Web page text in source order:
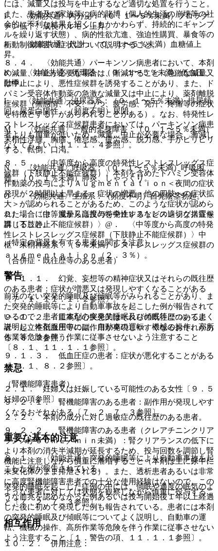
には、減量又は投与を中止するなど適切な処置を行うこと。
また、患者及び家族等に病的賭博（個人的生活の崩壊等の社
会的に不利な結果を招くにもかかわらず、持続的にギャンブ
ルを繰り返す状態）、病的性欲亢進、強迫性購買、暴食等の
衝動制御障害の症状について説明すること。
８．４． 〈効能共通〉パーキンソン病患者において、本剤
の減量、中止が必要な場合は、漸減すること（急激な減量又
は中止により、悪性症候群を誘発することがあり、また、ド
パミン受容体作動薬の急激な減量又は中止により、薬剤離脱
症候群（無感情、不安、うつ、疲労感、発汗、疼痛等の症状
を特徴とする）があらわれることがある）。なお、特発性レ
ストレスレッグス症候群患者においては、パーキンソン病患
者よりも用量が低いため、減量、中止が必要な場合、漸減し
なくてもよい〔１１．１．４参照〕。
８．５． 〈中等度から高度の特発性レストレスレッグス症
候群（下肢静止不能症候群）〉本剤を含めたドパミン受容体
作動薬の投与によりＡｕｇｍｅｎｔａｔｉｏｎ＜夜間の症状
発現が２時間以上早まる・症状の増悪・他の四肢への症状拡
大＞が認められることがあるため、このような症状が認めら
れた場合には、減量又は投与を中止するなどの適切な措置を
講じること。
（特定の背景を有する患者に関する注意）
（合併症・既往歴等のある患者）
９．１．１． 幻覚、妄想等の精神症状又はそれらの既往歴
のある患者：症状が増悪又は発現しやすくなることがある
〔７．１、１１．１．２参照〕。
９．１．２． 重篤な心疾患又はそれらの既往歴のある患
者：起立性低血圧等の副作用が発現しやすくなるおそれがあ
る〔８．２参照〕。
９．１．３． 低血圧症の患者：症状が悪化することがある
〔７．１、８．２参照〕。
（腎機能障害患者）
９．２．１． 腎機能障害のある患者：副作用が発現しやす
くなるおそれがある〔７．２、７．３参照〕。
９．２．２． 腎機能障害のある患者（クレアチニンクリア
ランスが５０ｍＬ／ｍｉｎ未満）：腎クリアランスの低下に
より本剤の消失半減期が延長するため、投与回数を調節し腎
機能に注意しながら慎重に漸増すること（本剤は主に尿中に
未変化体のまま排泄される）。また、透析患者あるいは非常
に高度腎機能障害患者での十分な使用経験はないので、この
ような患者に対しては状態を観察しながら慎重に投与するこ
と〔７．２、７．３参照〕。
相互作用
１０．２． 併用注意：
I． 〈効能共通〉内分泌：（０．１〜５％未満）プロラク
チン低下、成長ホルモン上昇。
J． 〈効能共通〉代謝：（０．１〜５％未満）血糖値上
昇。
K． 〈効能共通〉循環器：（０．１〜５％未満）低血圧、
動悸。
L． 〈効能共通〉泌尿器系：（０．１〜５％未満）排尿頻
回、尿蛋白陽性、（頻度不明）尿閉。
M． 〈効能共通〉一般的全身障害：（０．１〜５％未満）
末梢性浮腫、胸痛、倦怠感、疲労感、脱力感、手がピリピリ
する、転倒、口渇。
N． 〈効能共通〉呼吸器：（０．１〜５％未満）呼吸困
難、（０．１％未満）肺炎、しゃっくり。
O． 〈効能共通〉生殖系：（頻度不明）自発陰茎勃起。
２）． 〈中等度から高度の特発性レストレスレッグス症候
群（下肢静止不能症候群）〉@． 〈中等度から高度の特発
性レストレスレッグス症候群（下肢静止不能症候群）〉中
枢・末梢神経系：（５％未満）レストレスレッグス症候群の
ａｕｇｍｅｎｔａｔｉｏｎ（２．３％）。
警告
前兆のない突発的睡眠及び傾眠等がみられることがあり、ま
た突発的睡眠等により自動車事故を起こした例が報告されて
いるので、患者に本剤の突発的睡眠及び傾眠等についてよく
説明し、本剤服用中には、自動車の運転、機械の操作、高所
作業等危険を伴う作業に従事させないよう注意すること
〔８．１、１１．１．１参照〕。
禁忌
２．１． 妊婦又は妊娠している可能性のある女性〔９．５
妊婦の項参照〕。
２．２． 本剤の成分に対し過敏症の既往歴のある患者。
重要な基本的注意
８．１． 〈効能共通〉突発的睡眠等により自動車事故を起
こした例が報告されている。
突発的睡眠を起こした症例の中には、傾眠や過度の眠気のよ
うな前兆を認めなかった例あるいは投与開始後１年以上経過
した後に初めて発現した例も報告されている。患者には本剤
の突発的睡眠及び傾眠等についてよく説明し、自動車の運
転、機械の操作、高所作業等危険を伴う作業に従事させない
よう注意すること〔１．警告の項、１１．１．１参照〕。